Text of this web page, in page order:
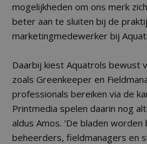
mogelijkheden om ons merk
beter aan te sluiten bij de
marketingmedewerker bij
Daarbij kiest Aquatrols bewust
zoals Greenkeeper en
professionals bereiken via de
Printmedia spelen daarin nog
aldus Amos. 'De bladen
beheerders, fieldmanagers en